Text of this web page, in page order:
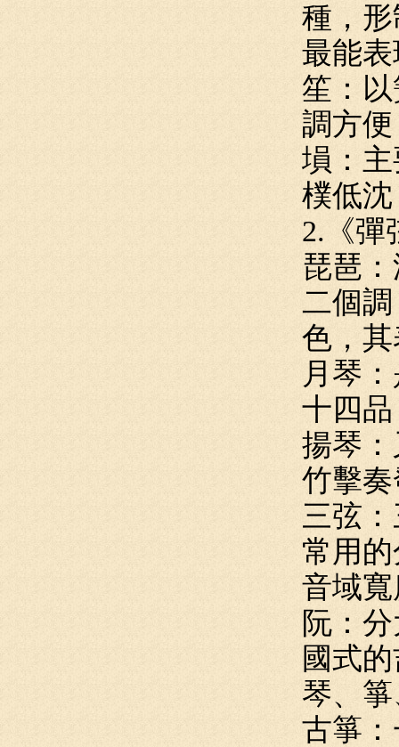
種，
最能
笙：
調方
塤：
樸低
2.《彈
琵琶
二個
色，
月琴
十四
揚琴
竹擊
三弦
常用
音域
阮：
國式
琴、
古箏